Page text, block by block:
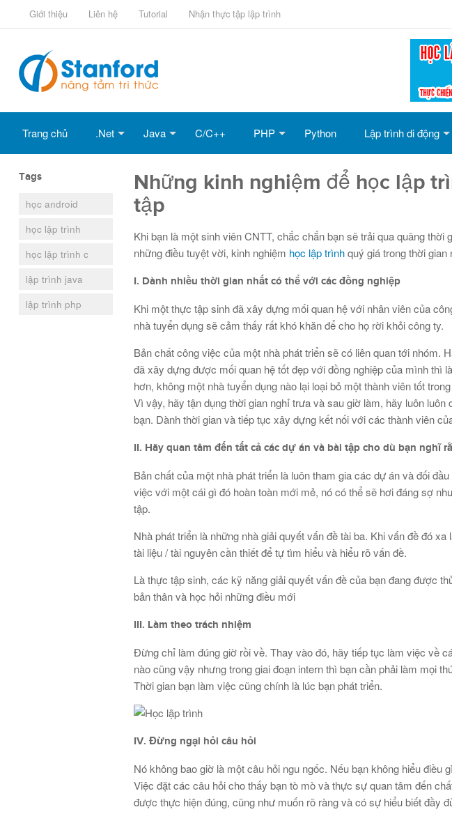
Giới thiệu Liên hệ Tutorial Nhận thực tập lập trình
Trang chủ .Net Java C/C++ PHP Python Lập trình di động
Tags
học android
học lập trình
học lập trình c
lập trình java
lập trình php
Những kinh nghiệm để học lập
tập
Khi bạn là một sinh viên CNTT, chắc chắn bạn sẽ trải qua quãng
những điều tuyệt vời, kinh nghiệm học lập trìnhquý giá trong thời gian
I. Dành nhiều thời gian nhất có thể với các đồng nghiệp
Khi một thực tập sinh đã xây dựng mối quan hệ với nhân viên của
nhà tuyển dụng sẽ cảm thấy rất khó khăn để cho họ rời khỏi công ty.
Bản chất công việc của một nhà phát triển sẽ có liên quan tới nhóm.
đã xây dựng được mối quan hệ tốt đẹp với đồng nghiệp của mình thì
hơn, không một nhà tuyển dụng nào lại loại bỏ một thành viên tốt
Vì vậy, hãy tận dụng thời gian nghỉ trưa và sau giờ làm, hãy luôn
bạn. Dành thời gian và tiếp tục xây dựng kết nối với các thành viên
II. Hãy quan tâm đến tất cả các dự án và bài tập cho dù bạn nghĩ
Bản chất của một nhà phát triển là luôn tham gia các dự án và đối
việc với một cái gì đó hoàn toàn mới mẻ, nó có thể sẽ hơi đáng sợ
tập.
Nhà phát triển là những nhà giải quyết vấn đề tài ba. Khi vấn đề đó
tài liệu / tài nguyên cần thiết để tự tìm hiểu và hiểu rõ vấn đề.
Là thực tập sinh, các kỹ năng giải quyết vấn đề của bạn đang được
bản thân và học hỏi những điều mới
III. Làm theo trách nhiệm
Đừng chỉ làm đúng giờ rồi về. Thay vào đó, hãy tiếp tục làm việc về
nào cũng vậy nhưng trong giai đoạn intern thì bạn cần phải làm mọi
Thời gian bạn làm việc cũng chính là lúc bạn phát triển.
IV. Đừng ngại hỏi câu hỏi
Nó không bao giờ là một câu hỏi ngu ngốc. Nếu bạn không hiểu điều
Việc đặt các câu hỏi cho thấy bạn tò mò và thực sự quan tâm đến
được thực hiện đúng, cũng như muốn rõ ràng và có sự hiểu biết đầy